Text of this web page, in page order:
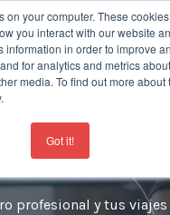
on your computer. These
you interact with our website
information in order to improve
for analytics and metrics
media. To find out more about
Got it!
about our schools
profesional y tus viajes